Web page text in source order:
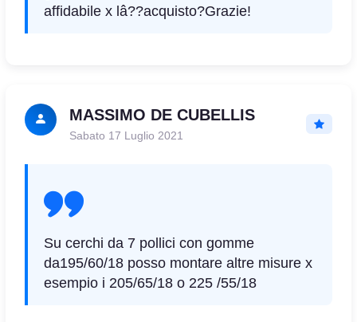
affidabile x lâ??acquisto?Grazie!
MASSIMO DE CUBELLIS
Sabato 17 Luglio 2021
Su cerchi da 7 pollici con gomme
da195/60/18 posso montare altre misure x
esempio i 205/65/18 o 225 /55/18